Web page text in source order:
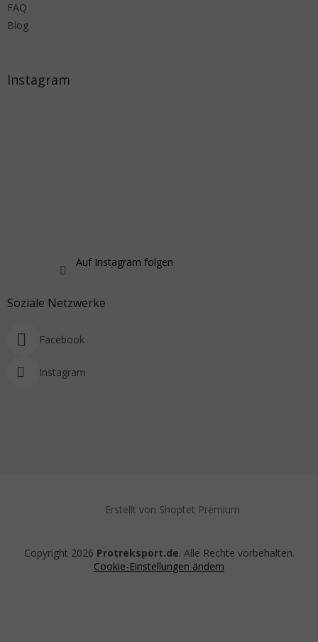
FAQ
Blog
Instagram
Auf Instagram folgen
Soziale Netzwerke
Facebook
Instagram
Erstellt von Shoptet Premium
Copyright 2026 Protreksport.de. Alle Rechte vorbehalten.
Cookie-Einstellungen ändern